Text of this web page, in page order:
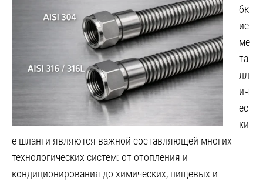
бк
ие
ме
та
лл
ич
ес
ки
е шланги являются важной составляющей многих
технологических систем: от отопления и
кондиционирования до химических, пищевых и